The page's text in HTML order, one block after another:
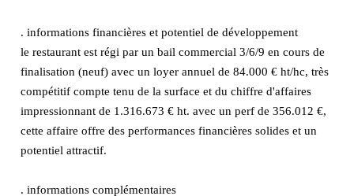
. informations financières et potentiel de développement
le restaurant est régi par un bail commercial 3/6/9 en cours de
finalisation (neuf) avec un loyer annuel de 84.000 € ht/hc, très
compétitif compte tenu de la surface et du chiffre d'affaires
impressionnant de 1.316.673 € ht. avec un perf de 356.012 €,
cette affaire offre des performances financières solides et un
potentiel attractif.
. informations complémentaires